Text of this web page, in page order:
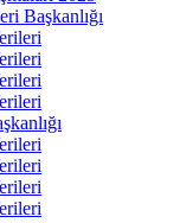
Başkanlığı